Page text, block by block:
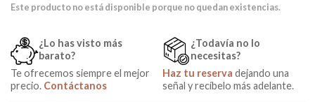
Este producto no está disponible porque no quedan existencias.
¿Lo has visto más
barato?
Te ofrecemos siempre el mejor
precio. Contáctanos
¿Todavía no lo
necesitas?
Haz tu reserva dejando una
señal y recíbelo más adelante.